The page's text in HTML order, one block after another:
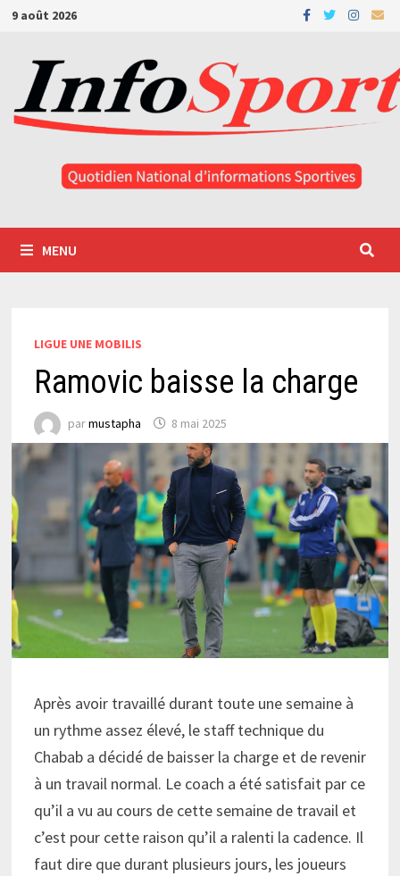
Passer
contenu
9 août 2026
MENU
LIGUE UNE MOBILIS
Ramovic baisse la charge
parmustapha 8 mai 2025
Après avoir travaillé durant toute une semaine à
un rythme assez élevé, le staff technique du
Chabab a décidé de baisser la charge et de revenir
à un travail normal. Le coach a été satisfait par ce
qu’il a vu au cours de cette semaine de travail et
c’est pour cette raison qu’il a ralenti la cadence. Il
faut dire que durant plusieurs jours, les joueurs